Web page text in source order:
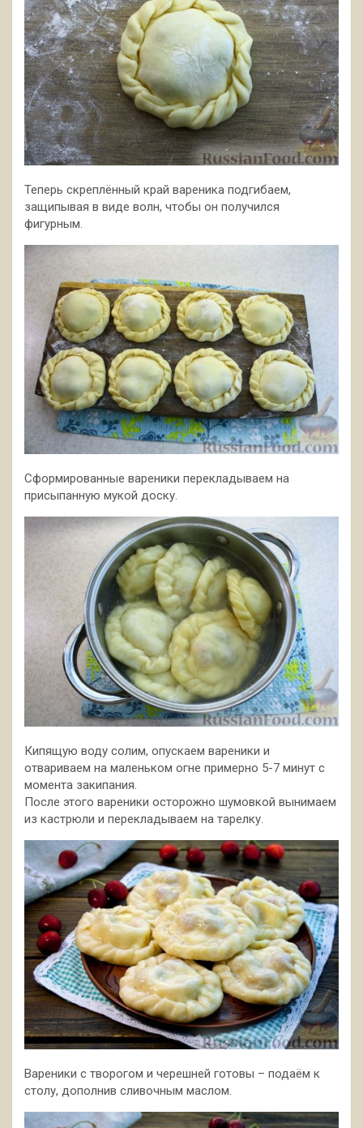
Теперь скреплённый край вареника подгибаем,
защипывая в виде волн, чтобы он получился
фигурным.
Сформированные вареники перекладываем на
присыпанную мукой доску.
Кипящую воду солим, опускаем вареники и
отвариваем на маленьком огне примерно 5-7 минут с
момента закипания.
После этого вареники осторожно шумовкой вынимаем
из кастрюли и перекладываем на тарелку.
Вареники с творогом и черешней готовы – подаём к
столу, дополнив сливочным маслом.